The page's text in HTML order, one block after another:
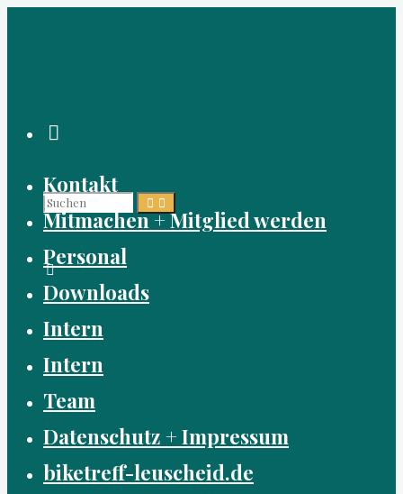
Suchen
nach:
Suchen
Kontakt
Mitmachen + Mitglied werden
Personal
Downloads
Intern
Intern
Team
Datenschutz + Impressum
biketreff-leuscheid.de